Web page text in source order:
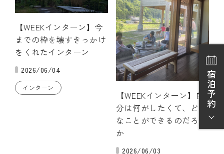
【WEEKインターン】今
までの枠を壊すきっかけ
をくれたインターン
2026/06/04
インターン
【WEEKインターン】自
分は何がしたくて、どん
なことができるのだろう
か
2026/06/03
宿泊予約